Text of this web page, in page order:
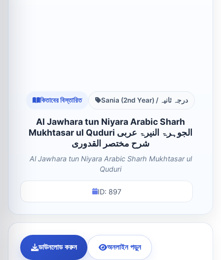
কিতাবের বিস্তারিত Sania (2nd Year) / درجہ ثانیہ
Al Jawhara tun Niyara Arabic Sharh
Mukhtasar ul Quduri الجوہرۃ النیرۃ عربی
شرح مختصر القدوری
Al Jawhara tun Niyara Arabic Sharh Mukhtasar ul
Quduri
ID: 897
ডাউনলোড করুন অনলাইন পড়ুন